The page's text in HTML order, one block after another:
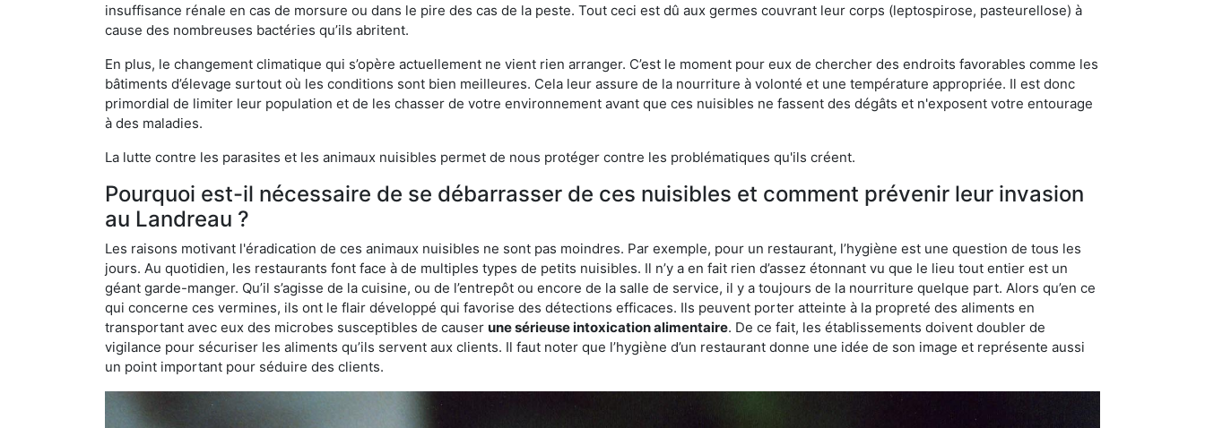
insuffisance rénale en cas de morsure ou dans le pire des cas de la peste. Tout ceci est dû aux germes couvrant leur corps (leptospirose, pasteurellose) à
cause des nombreuses bactéries qu’ils abritent.
En plus, le changement climatique qui s’opère actuellement ne vient rien arranger. C’est le moment pour eux de chercher des endroits favorables comme les
bâtiments d’élevage surtout où les conditions sont bien meilleures. Cela leur assure de la nourriture à volonté et une température appropriée. Il est donc
primordial de limiter leur population et de les chasser de votre environnement avant que ces nuisibles ne fassent des dégâts et n'exposent votre entourage
à des maladies.
La lutte contre les parasites et les animaux nuisibles permet de nous protéger contre les problématiques qu'ils créent.
Pourquoi est-il nécessaire de se débarrasser de ces nuisibles et comment prévenir leur invasion
au Landreau ?
Les raisons motivant l'éradication de ces animaux nuisibles ne sont pas moindres. Par exemple, pour un restaurant, l’hygiène est une question de tous les
jours. Au quotidien, les restaurants font face à de multiples types de petits nuisibles. Il n’y a en fait rien d’assez étonnant vu que le lieu tout entier est un
géant garde-manger. Qu’il s’agisse de la cuisine, ou de l’entrepôt ou encore de la salle de service, il y a toujours de la nourriture quelque part. Alors qu’en ce
qui concerne ces vermines, ils ont le flair développé qui favorise des détections efficaces. Ils peuvent porter atteinte à la propreté des aliments en
transportant avec eux des microbes susceptibles de causer une sérieuse intoxication alimentaire. De ce fait, les établissements doivent doubler de
vigilance pour sécuriser les aliments qu’ils servent aux clients. Il faut noter que l’hygiène d’un restaurant donne une idée de son image et représente aussi
un point important pour séduire des clients.